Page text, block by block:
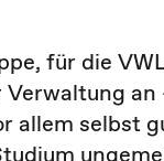
für die
allem selbst